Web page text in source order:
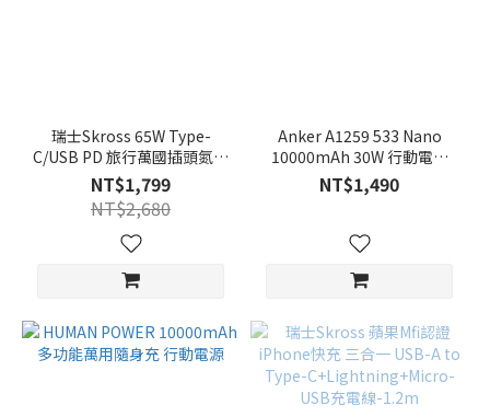
瑞士Skross 65W Type-
C/USB PD 旅行萬國插頭氮化
鎵充電器(1A1C)
NT$1,799
NT$2,680
Anker A1259 533 Nano
10000mAh 30W 行動電源
(自帶USB-C線)
NT$1,490